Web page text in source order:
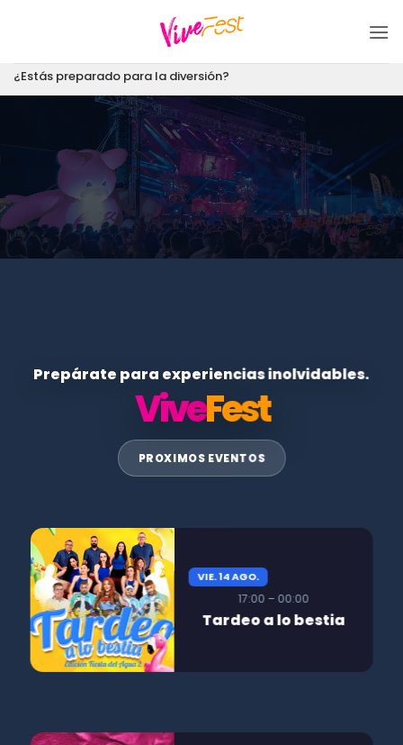
¿Estás preparado para la diversión?
Prepárate para experiencias inolvidables.
ViveFest
PROXIMOS EVENTOS
VIE. 14 AGO.
17:00 – 00:00
Tardeo a lo bestia